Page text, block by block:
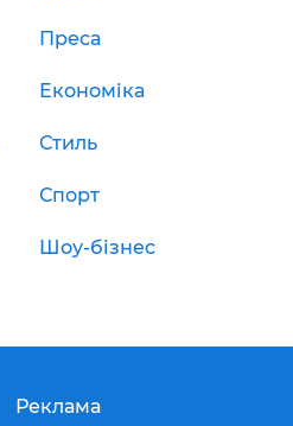
Преса
Економіка
Стиль
Спорт
Шоу-бізнес
Реклама